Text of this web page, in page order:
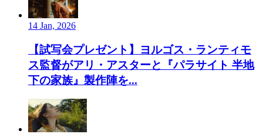
14 Jan, 2026
【試写会プレゼント】ヨルゴス・ランティモ
ス監督がアリ・アスターと『パラサイト 半地
下の家族』製作陣を...